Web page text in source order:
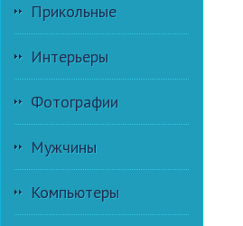
Прикольные
Интерьеры
Фотографии
Мужчины
Компьютеры